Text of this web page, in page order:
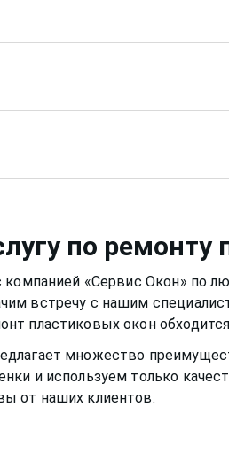
раствор может привести за
потрескаться, стать уже не
мыльный раствор, а
чтобы не попасть на
прослужить вам долгими
по ремонту
компанией «Сервис Окон» по
встречу с нашим
пластиковых окон
множество
и используем только
от наших клиентов.